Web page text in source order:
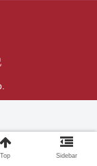
Top Sidebar